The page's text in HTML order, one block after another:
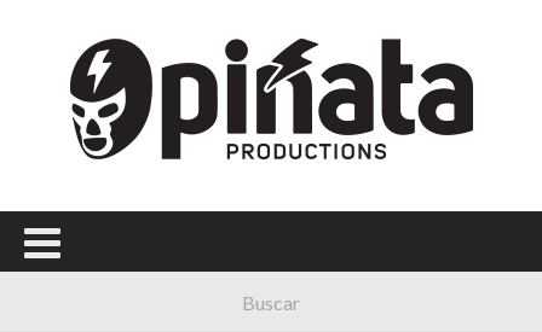
Menú Principal
PORTADA
CONCIERTOS
FESTIVALES